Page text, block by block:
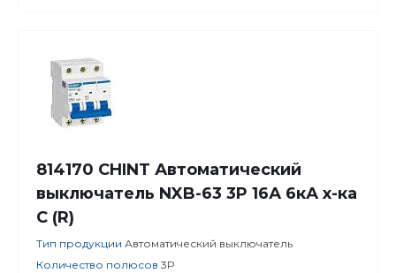
814170 CHINT Автоматический
выключатель NXB-63 3P 16А 6кА х-ка
C (R)
Тип продукции Автоматический выключатель
Количество полюсов 3P